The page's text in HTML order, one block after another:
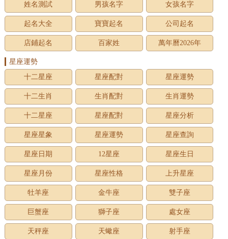
姓名測試
男孩名字 女孩名字
起名大全 寶寶起名 公司起名
店鋪起名 百家姓 萬年曆2026年
星座運勢
十二星座
星座配對 星座運勢
十二生肖 生肖配對 生肖運勢
十二星座 星座配對 星座分析
星座星象 星座運勢 星座查詢
星座日期 12星座 星座生日
星座月份 星座性格 上升星座
牡羊座 金牛座 雙子座
巨蟹座 獅子座 處女座
天秤座 天蠍座 射手座